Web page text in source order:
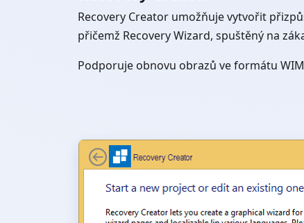
Recovery Creator umožňuje vytvořit
přičemž Recovery Wizard, spuštěný na
Podporuje obnovu obrazů ve formátu